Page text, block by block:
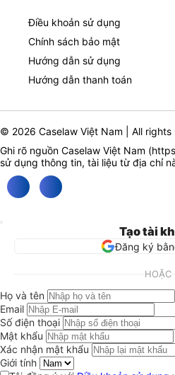
Điều khoản sử dụng
Chính sách bảo mật
Hướng dẫn sử dụng
Hướng dẫn thanh toán
© 2026 Caselaw Việt Nam | All rights
Ghi rõ nguồn Caselaw Việt Nam (
sử dụng thông tin, tài liệu từ địa chỉ
Tạo tài
Đăng ký
HOẶC
Họ và tên
Email
Số điện thoại
Mật khẩu
Xác nhận mật khẩu
Giới tính